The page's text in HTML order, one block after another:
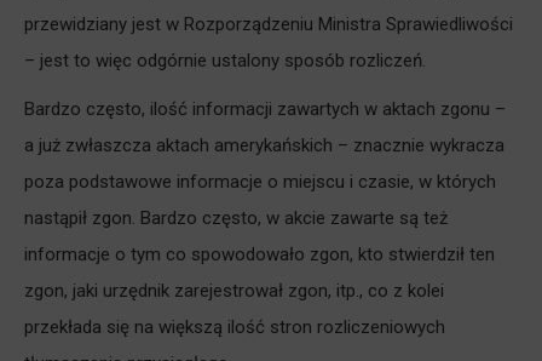
przewidziany jest w Rozporządzeniu Ministra Sprawiedliwości
– jest to więc odgórnie ustalony sposób rozliczeń.
Bardzo często, ilość informacji zawartych w aktach zgonu –
a już zwłaszcza aktach amerykańskich – znacznie wykracza
poza podstawowe informacje o miejscu i czasie, w których
nastąpił zgon. Bardzo często, w akcie zawarte są też
informacje o tym co spowodowało zgon, kto stwierdził ten
zgon, jaki urzędnik zarejestrował zgon, itp., co z kolei
przekłada się na większą ilość stron rozliczeniowych